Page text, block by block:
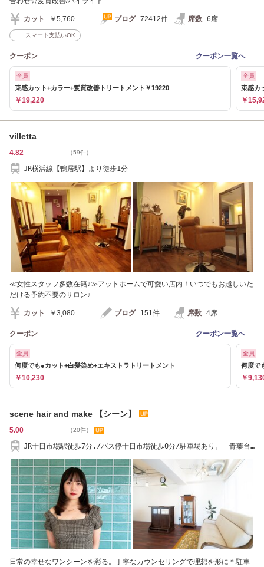
カット ￥5,760 ブログ 72412件 席数 6席
スマート支払いOK
クーポン クーポン一覧へ
全員
束感カット+カラー+髪質改善トリートメント￥19220
￥19,220
全員
束感カ
￥
villetta
4.82 （59件）
JR横浜線【鴨居駅】より徒歩1分
≪女性スタッフ多数在籍♪≫アットホームで可愛い店内！いつでもお越しいた
だける予約不要のサロン♪
カット ￥3,080 ブログ 151件 席数 4席
クーポン クーポン一覧へ
全員
何度でも●カット+白髪染め+エキストラトリートメント
￥10,230
全員
何度で
￥
scene hair and make 【シーン】
5.00 （20件）
JR十日市場駅徒歩7分./バス停十日市場徒歩0分/駐車場あり。 青葉台/
日常の幸せなワンシーンを彩る。丁寧なカウンセリングで理想を形に＊駐車